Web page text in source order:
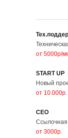
от 5000р/
START UP
Новый
от 10.000р.
СЕО
Ссылочная
от 3000р.